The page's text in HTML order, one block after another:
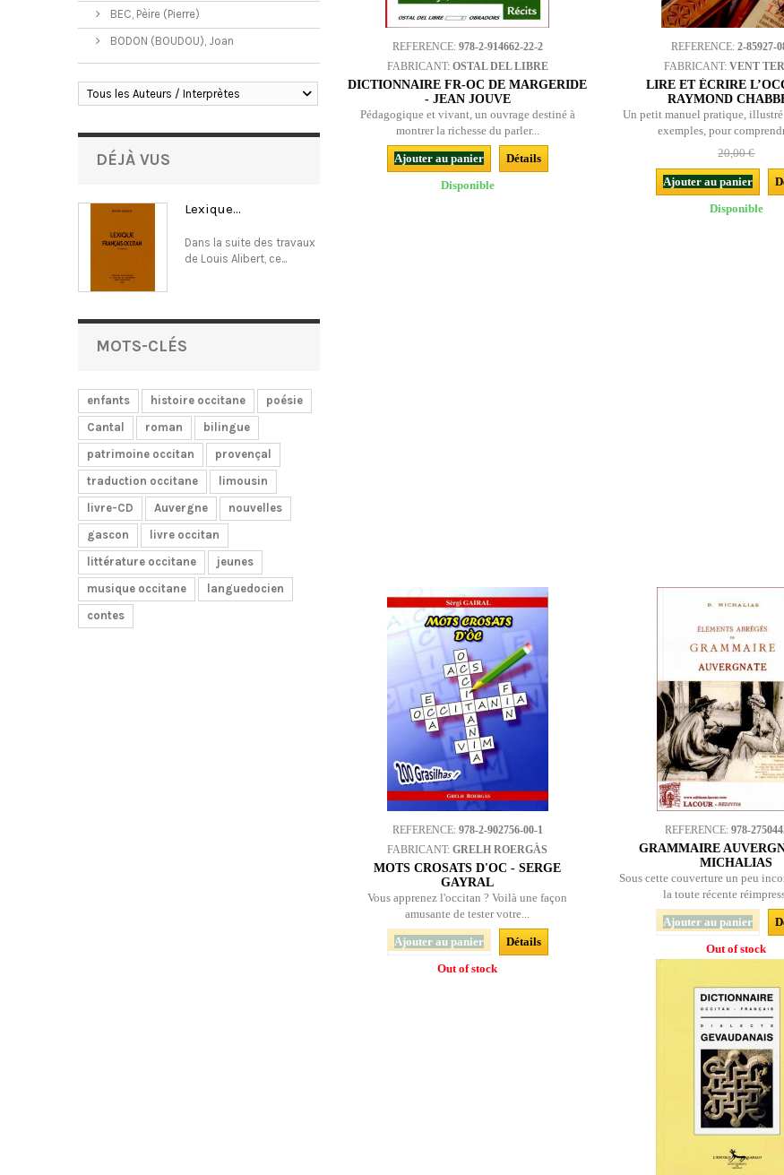
BEC, Pèire (Pierre)
BODON (BOUDOU), Joan
Tous les Auteurs / Interprètes
DÉJÀ VUS
Lexique...
Dans la suite des travaux
de Louis Alibert, ce...
MOTS-CLÉS
enfants histoire occitane
poésie
Cantal
roman
bilingue
patrimoine occitan
provençal
traduction occitane
limousin
livre-CD
Auvergne
nouvelles
gascon
livre occitan
littérature occitane
jeunes
musique occitane
languedocien
contes
REFERENCE: 978-2-914662-22-2
FABRICANT: OSTAL DEL LIBRE
DICTIONNAIRE FR-OC DE MARGERIDE
- JEAN JOUVE
Pédagogique et vivant, un ouvrage destiné à
montrer la richesse du parler...
Ajouter au panier
Détails
Disponible
REFERENCE: 2-85927-
FABRICANT:VENT
LIRE ET ÉCRIRE
RAYMOND
Un petit manuel pratique,
exemples, pour
20,00 €
Ajouter au panier
Disponible
REFERENCE: 978-2-902756-00-1
FABRICANT:GRELH ROERGÀS
MOTS CROSATS D'OC - SERGE
GAYRAL
Vous apprenez l'occitan ? Voilà une façon
amusante de tester votre...
Ajouter au panier
Détails
Out of stock
REFERENCE: 978-
GRAMMAIRE
MICHALIAS
Sous cette couverture un peu
la toute récente
Ajouter au panier
Out of stock